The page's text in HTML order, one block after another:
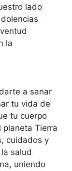
lado
la
a sanar
tu vida de
tu cuerpo
planeta Tierra
cuidados y
salud
uniendo